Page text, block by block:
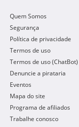
Quem Somos
Segurança
Política de privacidade
Termos de uso
Termos de uso (ChatBot)
Denuncie a pirataria
Eventos
Mapa do site
Programa de afiliados
Trabalhe conosco